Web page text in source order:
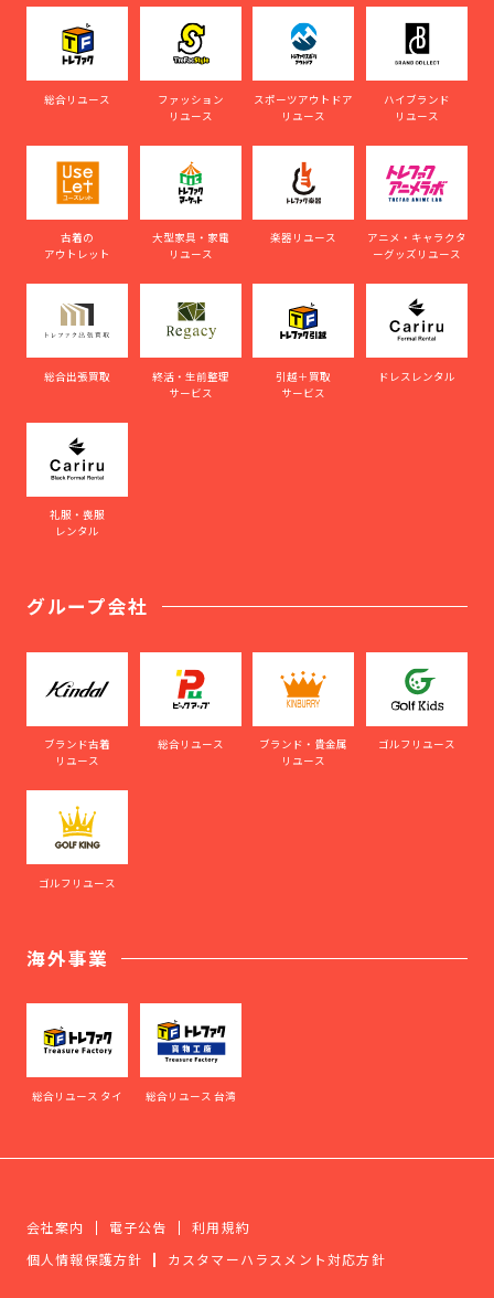
総合リユース
ファッション
リユース
スポーツアウトドア
リユース
ハイブランド
リユース
古着の
アウトレット
大型家具・家電
リユース
楽器リユース
アニメ・キャラクタ
ーグッズリユース
総合出張買取
終活・生前整理
サービス
引越＋買取
サービス
ドレスレンタル
礼服・喪服
レンタル
グループ会社
ブランド古着
リユース
総合リユース
ブランド・貴金属
リユース
ゴルフリユース
ゴルフリユース
海外事業
総合リユース タイ 総合リユース 台湾
会社案内 電子公告
利用規約
個人情報保護方針
カスタマーハラスメント対応方針